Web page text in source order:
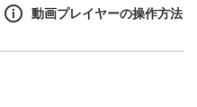
動画プレイヤーの操作方法